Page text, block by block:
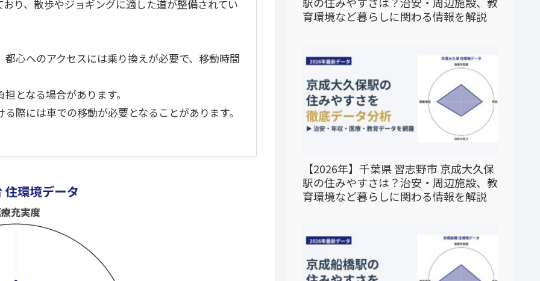
り、散歩やジョギングに適した道が整備されてい
心へのアクセスには乗り換えが必要で、移動時間
となる場合があります。
際には車での移動が必要となることがあります。
育環境など暮らしに関わる情報を解説
【2026年】千葉県 習志野市 京成大久保
駅の住みやすさは？治安・周辺施設、教
育環境など暮らしに関わる情報を解説